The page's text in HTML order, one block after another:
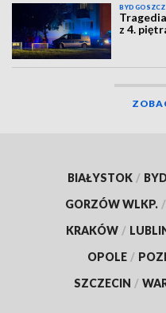
BYDGOSZCZ
z 4.
BIAŁYSTOK /
GORZÓW WLKP. /
KRAKÓW /
OPOLE /
SZCZECIN /